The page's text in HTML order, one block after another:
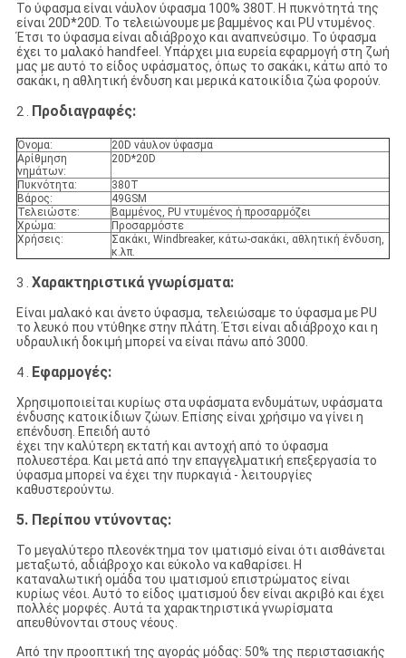
Το ύφασμα είναι νάυλον ύφασμα 100% 380T. Η πυκνότητά της
είναι 20D*20D. Το τελειώνουμε με βαμμένος και PU ντυμένος.
Έτσι το ύφασμα είναι αδιάβροχο και αναπνεύσιμο. Το ύφασμα
έχει το μαλακό handfeel. Υπάρχει μια ευρεία εφαρμογή στη ζωή
μας με αυτό το είδος υφάσματος, όπως το σακάκι, κάτω από το
σακάκι, η αθλητική ένδυση και μερικά κατοικίδια ζώα φορούν.
2 . Προδιαγραφές:
Όνομα:
20D νάυλον ύφασμα
Αρίθμηση
νημάτων:
20D*20D
Πυκνότητα:
380T
Βάρος:
49GSM
Τελειώστε:
Βαμμένος, PU ντυμένος ή προσαρμόζει
Χρώμα:
Προσαρμόστε
Χρήσεις:
Σακάκι, Windbreaker, κάτω-σακάκι, αθλητική ένδυση,
κ.λπ.
3 . Χαρακτηριστικά γνωρίσματα:
Είναι μαλακό και άνετο ύφασμα, τελειώσαμε το ύφασμα με PU
το λευκό που ντύθηκε στην πλάτη. Έτσι είναι αδιάβροχο και η
υδραυλική δοκιμή μπορεί να είναι πάνω από 3000.
4 . Εφαρμογές:
Χρησιμοποιείται κυρίως στα υφάσματα ενδυμάτων, υφάσματα
ένδυσης κατοικίδιων ζώων. Επίσης είναι χρήσιμο να γίνει η
επένδυση. Επειδή αυτό
έχει την καλύτερη εκτατή και αντοχή από το ύφασμα
πολυεστέρα. Και μετά από την επαγγελματική επεξεργασία το
ύφασμα μπορεί να έχει την πυρκαγιά - λειτουργίες
καθυστερούντω.
5. Περίπου ντύνοντας:
Το μεγαλύτερο πλεονέκτημα τον ιματισμό είναι ότι αισθάνεται
μεταξωτό, αδιάβροχο και εύκολο να καθαρίσει. Η
καταναλωτική ομάδα του ιματισμού επιστρώματος είναι
κυρίως νέοι. Αυτό το είδος ιματισμού δεν είναι ακριβό και έχει
πολλές μορφές. Αυτά τα χαρακτηριστικά γνωρίσματα
απευθύνονται στους νέους.
Από την προοπτική της αγοράς μόδας: 50% της περιστασιακής